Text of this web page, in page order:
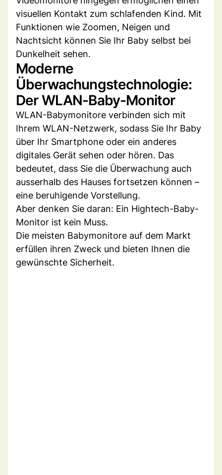
visuellen Kontakt zum schlafenden Kind. Mit
Funktionen wie Zoomen, Neigen und
Nachtsicht können Sie Ihr Baby selbst bei
Dunkelheit sehen.
Moderne
Überwachungstechnologie:
Der WLAN-Baby-Monitor
WLAN-Babymonitore verbinden sich mit
Ihrem WLAN-Netzwerk, sodass Sie Ihr Baby
über Ihr Smartphone oder ein anderes
digitales Gerät sehen oder hören. Das
bedeutet, dass Sie die Überwachung auch
ausserhalb des Hauses fortsetzen können –
eine beruhigende Vorstellung.
Aber denken Sie daran: Ein Hightech-Baby-
Monitor ist kein Muss.
Die meisten Babymonitore auf dem Markt
erfüllen ihren Zweck und bieten Ihnen die
gewünschte Sicherheit.